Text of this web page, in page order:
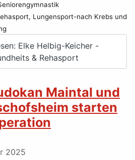
Lungensport-nach Krebs und
Elke Helbig-Keicher -
& Rehasport
Maintal und
starten
2025